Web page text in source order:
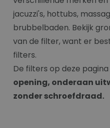
jacuzzi's, hottubs,
brubbelbaden. Bekijk
van de filter, want er
filters.
De filters op deze
opening, onderaan
zonder schroefdraad.